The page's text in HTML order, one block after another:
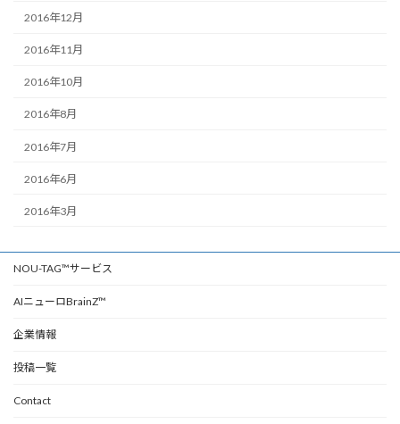
2016年12月
2016年11月
2016年10月
2016年8月
2016年7月
2016年6月
2016年3月
NOU-TAG™サービス
AIニューロBrainZ™
企業情報
投稿一覧
Contact